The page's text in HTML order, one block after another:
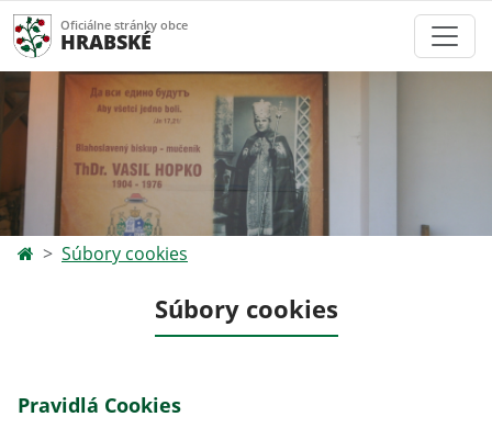
Oficiálne stránky obce
HRABSKÉ
Súbory cookies
Súbory cookies
Pravidlá Cookies